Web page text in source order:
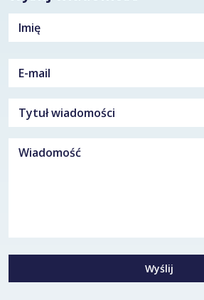
Wyślij